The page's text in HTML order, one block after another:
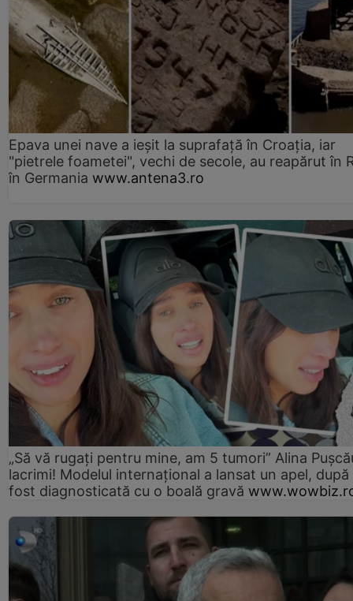
Epava unei nave a ieșit la suprafață în Croația, iar
"pietrele foametei", vechi de secole, au reapărut în
în Germania www.antena3.ro
„Să vă rugați pentru mine, am 5 tumori” Alina
lacrimi! Modelul internațional a lansat un apel, după
fost diagnosticată cu o boală gravă